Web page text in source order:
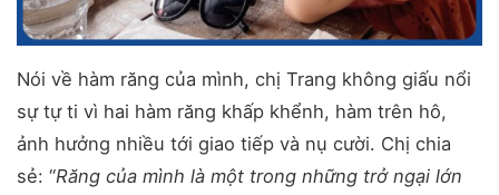
Nói về hàm răng của mình, chị Trang không giấu nổi
sự tự ti vì hai hàm răng khấp khểnh, hàm trên hô,
ảnh hưởng nhiều tới giao tiếp và nụ cười. Chị chia
sẻ: “Răng của mình là một trong những trở ngại lớn